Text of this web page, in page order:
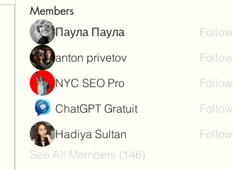
Members
Паула Паула
Follow
anton privetov
Follow
NYC SEO Pro
Follow
ChatGPT Gratuit
Follow
Hadiya Sultan
Follow
See All Members (146)